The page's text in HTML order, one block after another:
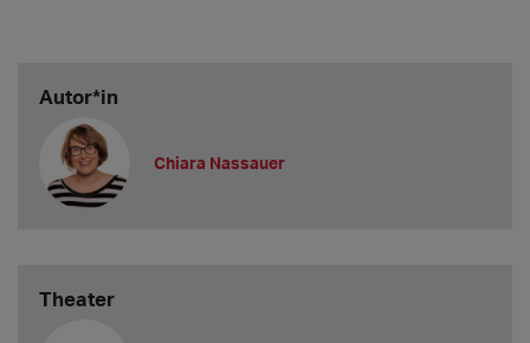
Autor*in
Chiara Nassauer
Theater